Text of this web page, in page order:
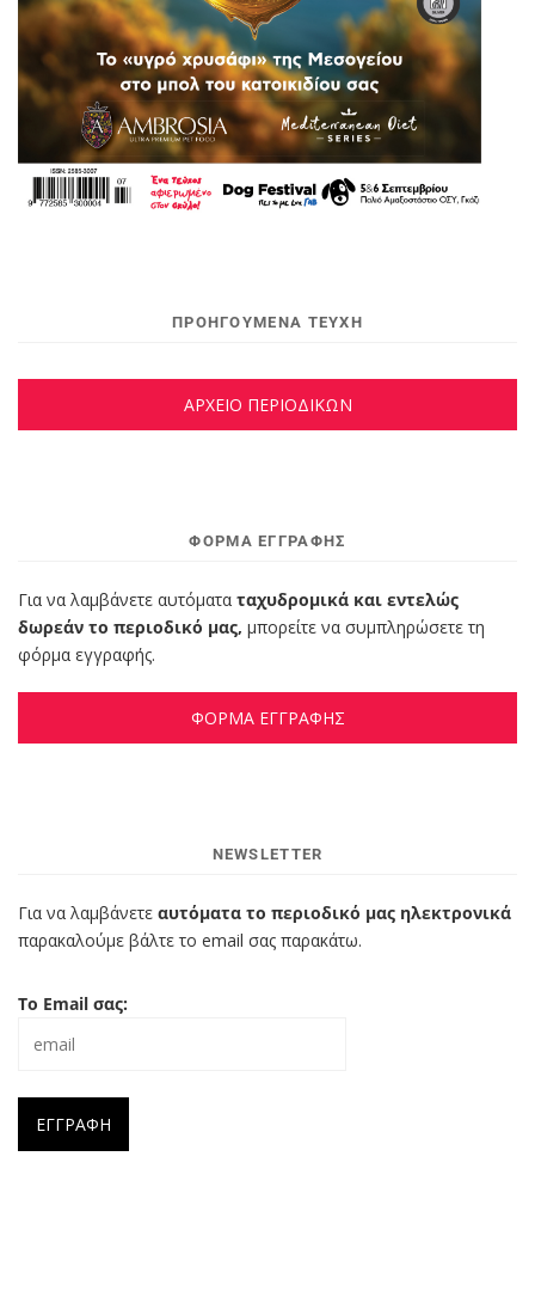
ΠΡΟΗΓΟΥΜΕΝΑ ΤΕΥΧΗ
ΑΡΧΕΙΟ ΠΕΡΙΟΔΙΚΩΝ
ΦΌΡΜΑ ΕΓΓΡΑΦΉΣ
Για να λαμβάνετε αυτόματα ταχυδρομικά και εντελώς
δωρεάν το περιοδικό μας, μπορείτε να συμπληρώσετε τη
φόρμα εγγραφής.
ΦΟΡΜΑ ΕΓΓΡΑΦΗΣ
NEWSLETTER
Για να λαμβάνετε αυτόματα το περιοδικό μας ηλεκτρονικά
παρακαλούμε βάλτε το email σας παρακάτω.
Το Email σας: